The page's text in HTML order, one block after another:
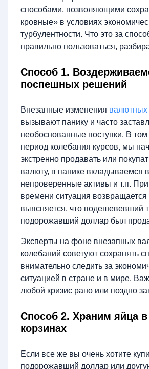
способами, позволяющими
кровные» в условиях
турбулентности. Что это за
правильно пользоваться,
Способ 1.
поспешных решений
Внезапные изменения валютных
вызывают панику и часто
необоснованные поступки. В том
период колебания курсов, мы
экстренно продавать или
валюту, в панике вкладываемся в
непроверенные активы и т.п.
времени ситуация возвращается
выясняется, что подешевевший
подорожавший доллар был
Эксперты на фоне внезапных
колебаний советуют сохранять
внимательно следить за
ситуацией в стране и в мире.
любой кризис рано или поздно
Способ 2. Храним яйца
корзинах
Если все же вы очень хотите
подорожавший доллар или